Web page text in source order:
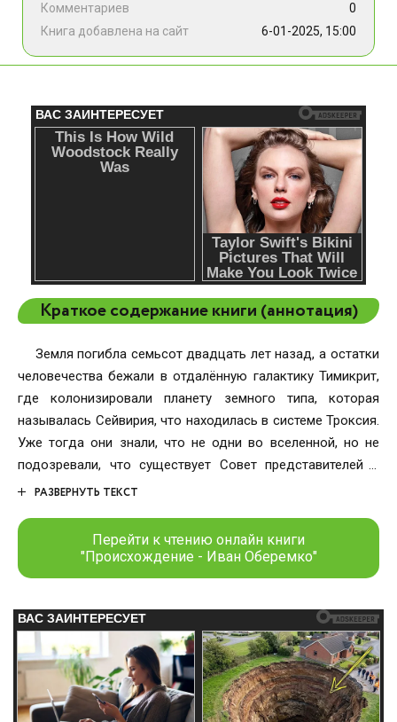
Комментариев
0
Книга добавлена на сайт
6-01-2025, 15:00
Краткое содержание книги (аннотация)
Земля погибла семьсот двадцать лет назад, а остатки
человечества бежали в отдалённую галактику Тимикрит,
где колонизировали планету земного типа, которая
называлась Сейвирия, что находилась в системе Троксия.
Уже тогда они знали, что не одни во вселенной, но не
подозревали, что существует Совет представителей в
состав которого входят десятки рас, образуя
единым народом, который смог превратить маленькую
колонию в процветающее государство под названием
Троксанское Объединение Землян. За эти годы они
несколько планет системы. Долгое время ТОЗ пытались
войти в Совет представителей и им, наконец,
предоставили такую возможность. В этом мире родился и
вырос Виктор Верховой, который выбрал путь военного
летчика. Окончив космическую военную академию, он
РАЗВЕРНУТЬ ТЕКСТ
Перейти к чтению онлайн книги
"Происхождение - Иван Оберемко"